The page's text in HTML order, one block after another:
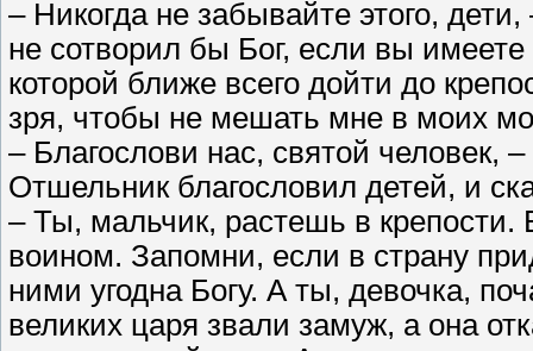
– Никогда не забывайте этого,
не сотворил бы Бог, если вы
которой ближе всего дойти до
зря, чтобы не мешать мне в моих
– Благослови нас, святой человек,
Отшельник благословил детей, и
– Ты, мальчик, растешь в крепости.
воином. Запомни, если в страну
ними угодна Богу. А ты, девочка,
великих царя звали замуж, а она